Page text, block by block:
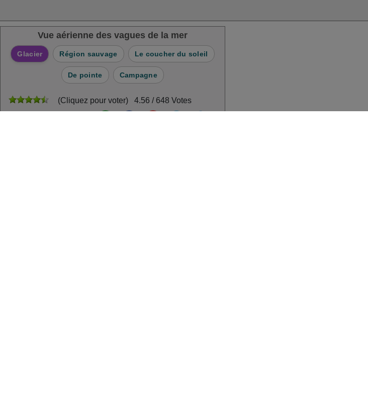
Vue aérienne des vagues de la mer
Glacier Région sauvage Le coucher du soleil
De pointe Campagne
(Cliquez pour voter) 4.56 / 648 Votes